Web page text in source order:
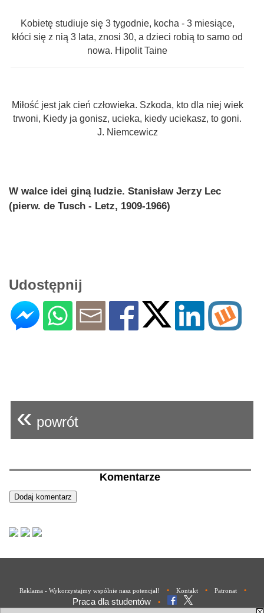
Kobietę studiuje się 3 tygodnie, kocha - 3 miesiące,
kłóci się z nią 3 lata, znosi 30, a dzieci robią to samo od
nowa. Hipolit Taine
Miłość jest jak cień człowieka. Szkoda, kto dla niej wiek
trwoni, Kiedy ja gonisz, ucieka, kiedy uciekasz, to goni.
J. Niemcewicz
W walce idei giną ludzie. Stanisław Jerzy Lec
(pierw. de Tusch - Letz, 1909-1966)
Udostępnij
« powrót
Komentarze
Reklama - Wykorzystajmy wspólnie nasz potencjał! • Kontakt • Patronat •
Praca dla studentów •